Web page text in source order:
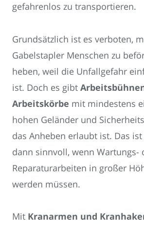
gefahrenlos zu transportieren.
Grundsätzlich ist es verboten,
Gabelstapler Menschen zu
heben, weil die Unfallgefahr
ist. Doch es gibt
Arbeitskörbe mit mindestens
hohen Geländer und
das Anheben erlaubt ist. Das
dann sinnvoll, wenn Wartungs-
Reparaturarbeiten in großer
werden müssen.
Mit Kranarmen und